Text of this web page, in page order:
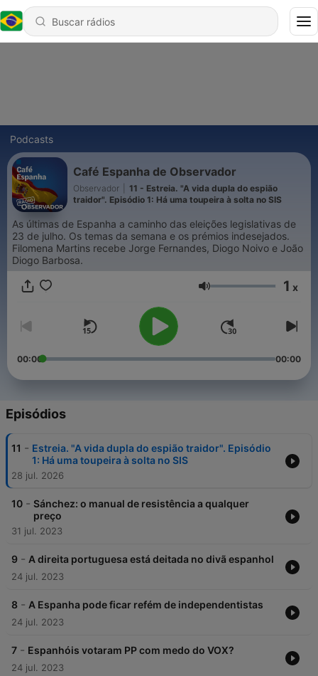
Podcasts
Café Espanha de Observador
Observador
11 - Estreia. "A vida dupla do espião
traidor". Episódio 1: Há uma toupeira à solta no SIS
As últimas de Espanha a caminho das eleições legislativas de
23 de julho. Os temas da semana e os prémios indesejados.
Filomena Martins recebe Jorge Fernandes, Diogo Noivo e João
Diogo Barbosa.
Volume 1 x
00:00 00:00
Episódios
11 - Estreia. "A vida dupla do espião traidor". Episódio
1: Há uma toupeira à solta no SIS
28 jul. 2026
10 - Sánchez: o manual de resistência a qualquer
preço
31 jul. 2023
9 - A direita portuguesa está deitada no divã espanhol
24 jul. 2023
8 - A Espanha pode ficar refém de independentistas
24 jul. 2023
7 - Espanhóis votaram PP com medo do VOX?
24 jul. 2023